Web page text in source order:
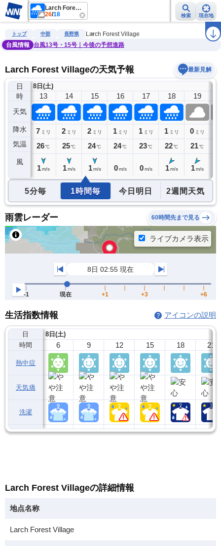
Larch Forest Village
26/18 検索 現在地
雨雲レーダー 台風情報 地震情報 警報・注意報 ラ
トップ 中部 長野県
Larch Forest Village
台風情報
台風13号・15号｜今後の予想進路
Larch Forest Villageの天気予報 最新見解
日
時
天気
降水
気温
風
8日(土)
12
1ミリ
26℃
13
7 ミリ
26℃
1 m/s
14
2 ミリ
25℃
1 m/s
15
2 ミリ
24℃
1 m/s
16
1 ミリ
24℃
0 m/s
17
1 ミリ
23℃
0 m/s
18
1 ミリ
22℃
1 m/s
19
0 ミリ
21℃
1 m/s
5分毎 1時間毎 今日明日 2週間天気
雨雲レーダー 60時間先まで見る
生活指数情報 アイコンの説明
日
時間
熱中症
天気痛
洗濯
8日(土)
6 9 12 15 18 21
Larch Forest Villageの詳細情報
地点名称
Larch Forest Village